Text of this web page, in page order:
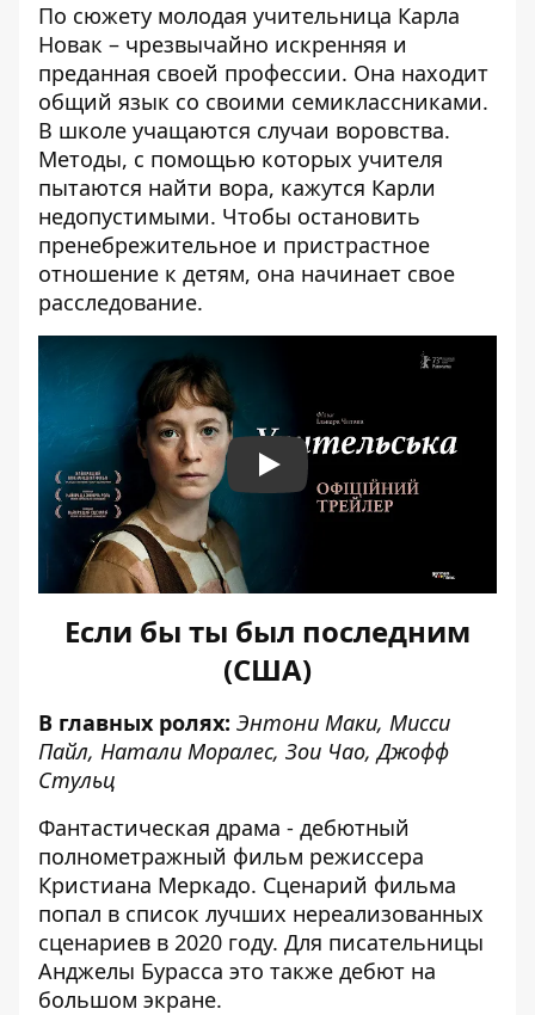
По сюжету молодая учительница Карла
Новак – чрезвычайно искренняя и
преданная своей профессии. Она находит
общий язык со своими семиклассниками.
В школе учащаются случаи воровства.
Методы, с помощью которых учителя
пытаются найти вора, кажутся Карли
недопустимыми. Чтобы остановить
пренебрежительное и пристрастное
отношение к детям, она начинает свое
расследование.
Play
Если бы ты был последним
(США)
В главных ролях: Энтони Маки, Мисси
Пайл, Натали Моралес, Зои Чао, Джофф
Стульц
Фантастическая драма - дебютный
полнометражный фильм режиссера
Кристиана Меркадо. Сценарий фильма
попал в список лучших нереализованных
сценариев в 2020 году. Для писательницы
Анджелы Бурасса это также дебют на
большом экране.